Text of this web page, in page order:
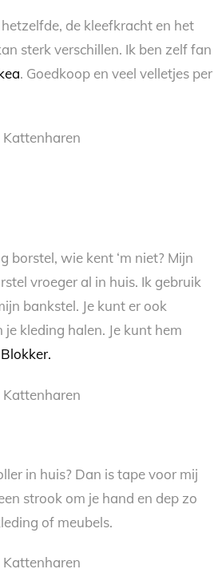
de kleefkracht en het
sterk verschillen. Ik ben zelf fan
. Goedkoop en veel velletjes per
borstel, wie kent ‘m niet? Mijn
vroeger al in huis. Ik gebruik
bankstel. Je kunt er ook
kleding halen. Je kunt hem
Blokker.
in huis? Dan is tape voor mij
strook om je hand en dep zo
of meubels.